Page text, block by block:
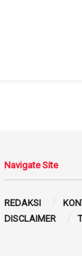
Navigate Site
REDAKSI
DISCLAIMER